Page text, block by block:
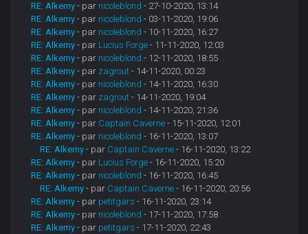
RE: Alkemy - par nicoleblond - 27-10-2020, 13:14
RE: Alkemy - par nicoleblond - 03-11-2020, 19:06
RE: Alkemy - par nicoleblond - 10-11-2020, 16:27
RE: Alkemy - par Lucius Forge - 11-11-2020, 12:03
RE: Alkemy - par nicoleblond - 12-11-2020, 18:55
RE: Alkemy - par zagrout - 14-11-2020, 00:23
RE: Alkemy - par nicoleblond - 14-11-2020, 16:30
RE: Alkemy - par zagrout - 14-11-2020, 19:04
RE: Alkemy - par nicoleblond - 14-11-2020, 21:36
RE: Alkemy - par Captain Caverne - 15-11-2020, 12:01
RE: Alkemy - par nicoleblond - 16-11-2020, 13:07
RE: Alkemy - par Captain Caverne - 16-11-2020, 13:22
RE: Alkemy - par Lucius Forge - 16-11-2020, 15:20
RE: Alkemy - par nicoleblond - 16-11-2020, 16:45
RE: Alkemy - par Captain Caverne - 16-11-2020, 20:56
RE: Alkemy - par petitgars - 16-11-2020, 23:14
RE: Alkemy - par nicoleblond - 17-11-2020, 17:58
RE: Alkemy - par petitgars - 17-11-2020, 22:43